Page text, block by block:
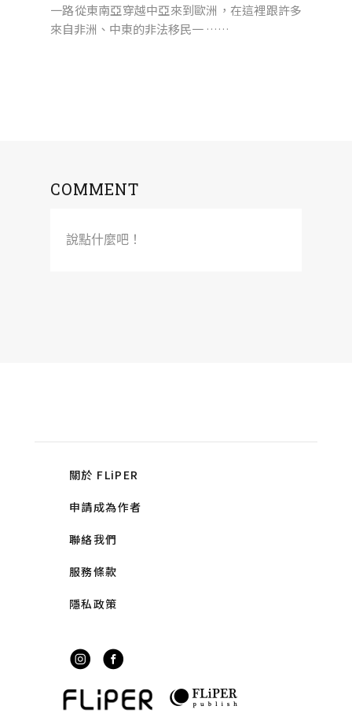
一路從東南亞穿越中亞來到歐洲，在這裡跟許多
來自非洲、中東的非法移民一 ……
COMMENT
說點什麼吧！
關於 FLiPER
申請成為作者
聯絡我們
服務條款
隱私政策